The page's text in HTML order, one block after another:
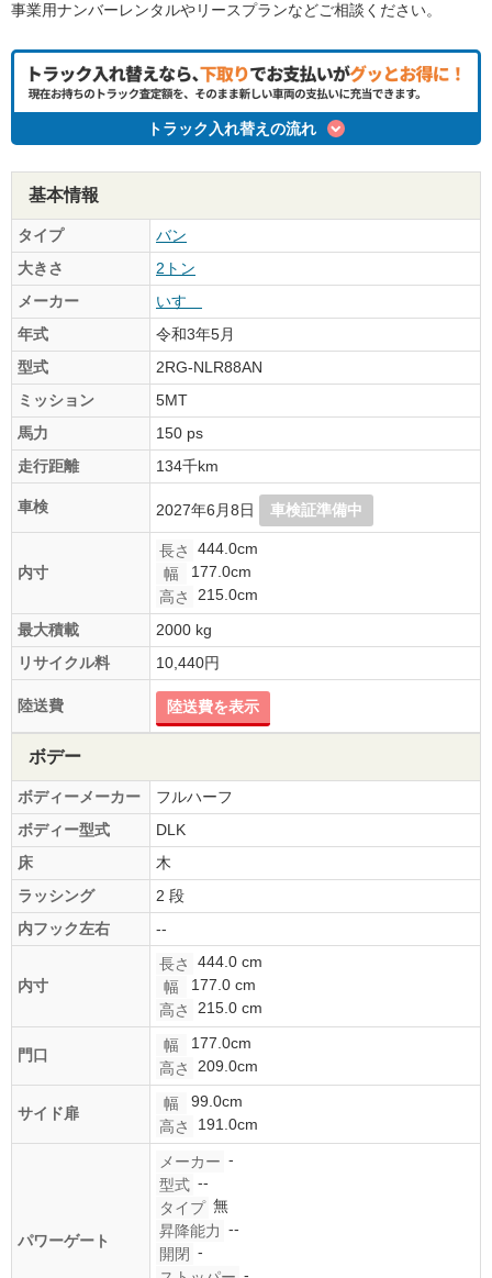
事業用ナンバーレンタルやリースプランなどご相談ください。
トラック入れ替えの流れ
基本情報
タイプ
バン
大きさ
2トン
メーカー
いすゞ
年式
令和3年5月
型式
2RG-NLR88AN
ミッション
5MT
馬力
150 ps
走行距離
134千km
車検 2027年6月8日 車検証準備中
内寸
長さ
444.0cm
幅
177.0cm
高さ
215.0cm
最大積載
2000 kg
リサイクル料
10,440円
陸送費 陸送費を表示
ボデー
ボディーメーカー
フルハーフ
ボディー型式
DLK
床
木
ラッシング
2 段
内フック左右
--
内寸
長さ
444.0 cm
幅
177.0 cm
高さ
215.0 cm
門口
幅
177.0cm
高さ
209.0cm
サイド扉
幅
99.0cm
高さ
191.0cm
パワーゲート
メーカー -
型式 --
タイプ 無
昇降能力 --
開閉 -